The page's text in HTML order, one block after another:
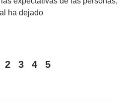
ha dejado
2 3 4 5